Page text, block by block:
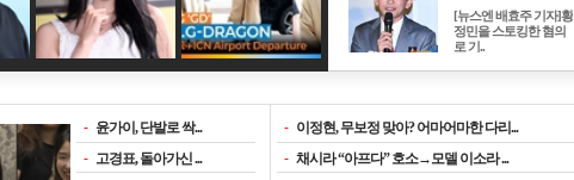
[뉴스엔 배효주 기자]황
정민을 스토킹한 혐의
로 기..
- 윤가이, 단발로 싹...
- 고경표, 돌아가신 ...
- 이정현, 무보정 맞아? 어마어마한 다리...
- 채시라 “아프다” 호소→모델 이소라 ...